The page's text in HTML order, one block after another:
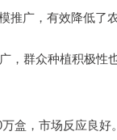
广，有效降低了
，群众种植积极性
盒，市场反应良